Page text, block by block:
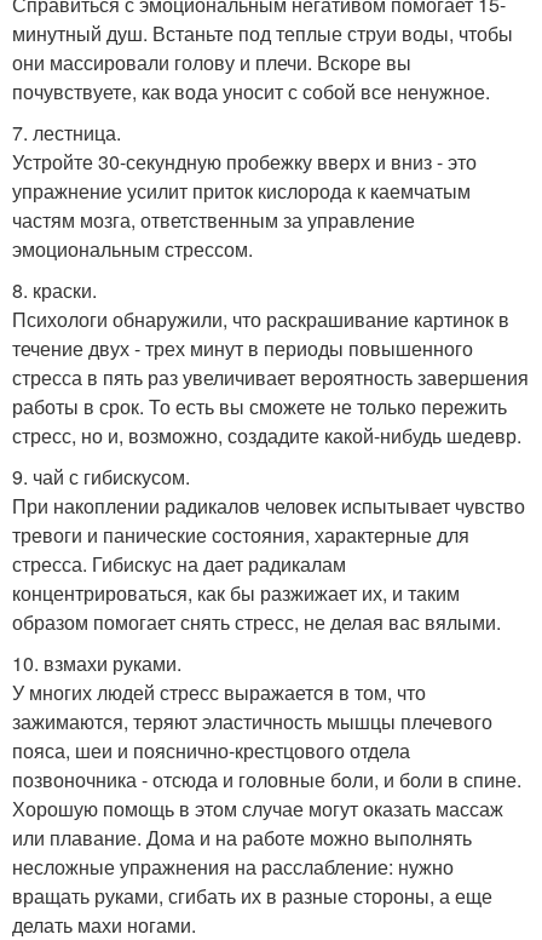
минутный душ. Встаньте под теплые струи воды, чтобы
они массировали голову и плечи. Вскоре вы
почувствуете, как вода уносит с собой все ненужное.
7. лестница.
Устройте 30-секундную пробежку вверх и вниз - это
упражнение усилит приток кислорода к каемчатым
частям мозга, ответственным за управление
эмоциональным стрессом.
8. краски.
Психологи обнаружили, что раскрашивание картинок в
течение двух - трех минут в периоды повышенного
стресса в пять раз увеличивает вероятность завершения
работы в срок. То есть вы сможете не только пережить
стресс, но и, возможно, создадите какой-нибудь шедевр.
9. чай с гибискусом.
При накоплении радикалов человек испытывает чувство
тревоги и панические состояния, характерные для
стресса. Гибискус на дает радикалам
концентрироваться, как бы разжижает их, и таким
образом помогает снять стресс, не делая вас вялыми.
10. взмахи руками.
У многих людей стресс выражается в том, что
зажимаются, теряют эластичность мышцы плечевого
пояса, шеи и пояснично-крестцового отдела
позвоночника - отсюда и головные боли, и боли в спине.
Хорошую помощь в этом случае могут оказать массаж
или плавание. Дома и на работе можно выполнять
несложные упражнения на расслабление: нужно
вращать руками, сгибать их в разные стороны, а еще
делать махи ногами.